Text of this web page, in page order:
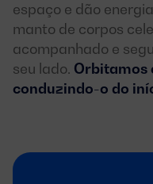
espaço e dão
manto de corpos
acompanhado e
seu lado. Orbitamos
conduzindo-o do